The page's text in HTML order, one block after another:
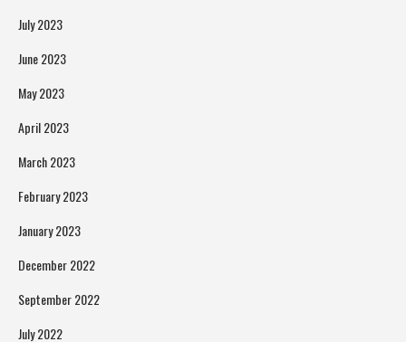
July 2023
June 2023
May 2023
April 2023
March 2023
February 2023
January 2023
December 2022
September 2022
July 2022